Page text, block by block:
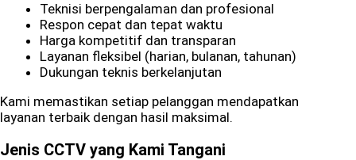
Teknisi berpengalaman dan profesional
Respon cepat dan tepat waktu
Harga kompetitif dan transparan
Layanan fleksibel (harian, bulanan, tahunan)
Dukungan teknis berkelanjutan
Kami memastikan setiap pelanggan mendapatkan
layanan terbaik dengan hasil maksimal.
Jenis CCTV yang Kami Tangani